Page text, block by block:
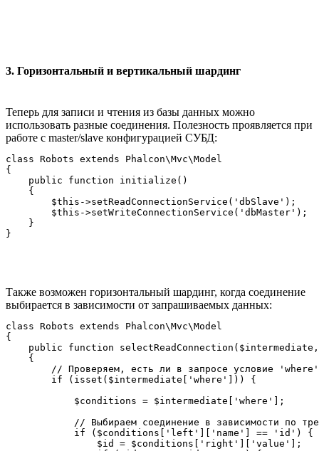
3. Горизонтальный и вертикальный шардинг
Теперь для записи и чтения из базы данных можно
использовать разные соединения. Полезность проявляется при
работе с master/slave конфигурацией СУБД:
class Robots extends Phalcon\Mvc\Model
{
    public function initialize()
    {
        $this->setReadConnectionService('dbSlave');
        $this->setWriteConnectionService('dbMaster');
    }
Также возможен горизонтальный шардинг, когда соединение
выбирается в зависимости от запрашиваемых данных:
class Robots extends Phalcon\Mvc\Model
{
public function
    {
        // Проверяем, есть ли в запросе условие 'where'
        if (isset($intermediate['where'])) {
            $conditions = $intermediate['where'];
// Выбираем соединение в зависимости по
            if ($conditions['left']['name'] == 'id') {
                $id = $conditions['right']['value'];